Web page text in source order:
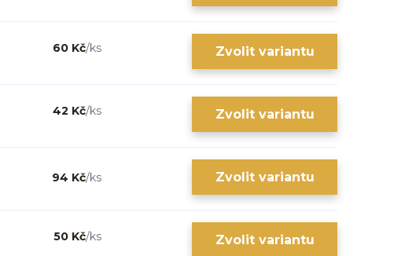
60 Kč/ks Zvolit variantu
42 Kč/ks Zvolit variantu
94 Kč/ks Zvolit variantu
50 Kč/ks Zvolit variantu